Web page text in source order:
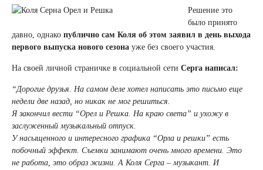
Решение это
было принято
давно, однако публично сам Коля об этом заявил в день выхода
первого выпуска нового сезона уже без своего участия.
На своей личной страничке в социальной сети Серга написал:
“Дорогие друзья. На самом деле хотел написать это письмо еще
недели две назад, но никак не мог решиться.
Я закончил вести “Орел и Решка. На краю света” и ухожу в
заслуженный музыкальный отпуск.
У насыщенного и интересного графика “Орла и решки” есть
побочный эффект. Съемки занимают очень много времени. Это
не работа, это образ жизни. А Коля Серга – музыкант. И